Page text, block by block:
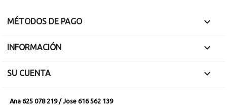
MÉTODOS DE PAGO 
INFORMACIÓN 
SU CUENTA 
Ana 625 078 219 / Jose 616 562 139